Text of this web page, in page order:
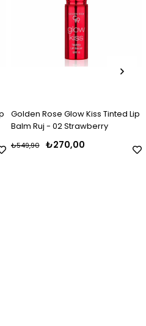
Golden Rose Glow Kiss Tinted Lip
Balm Ruj - 02 Strawberry
₺270,00
₺549,90